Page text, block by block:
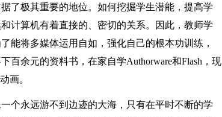
极其重要的地位。如何挖掘学生潜能，提高学
计算机有着直接的、密切的关系。因此，教师学
能将多媒体运用自如，强化自己的根本功训练，
百余元的资料书，在家自学Authorware和Flash，现
画。
永远游不到边迹的大海，只有在平时不断的学